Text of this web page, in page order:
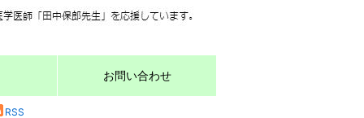
RSS
お問い合わせ